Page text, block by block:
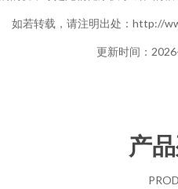
如若转载，请注明出处：http://
更新时间：
产